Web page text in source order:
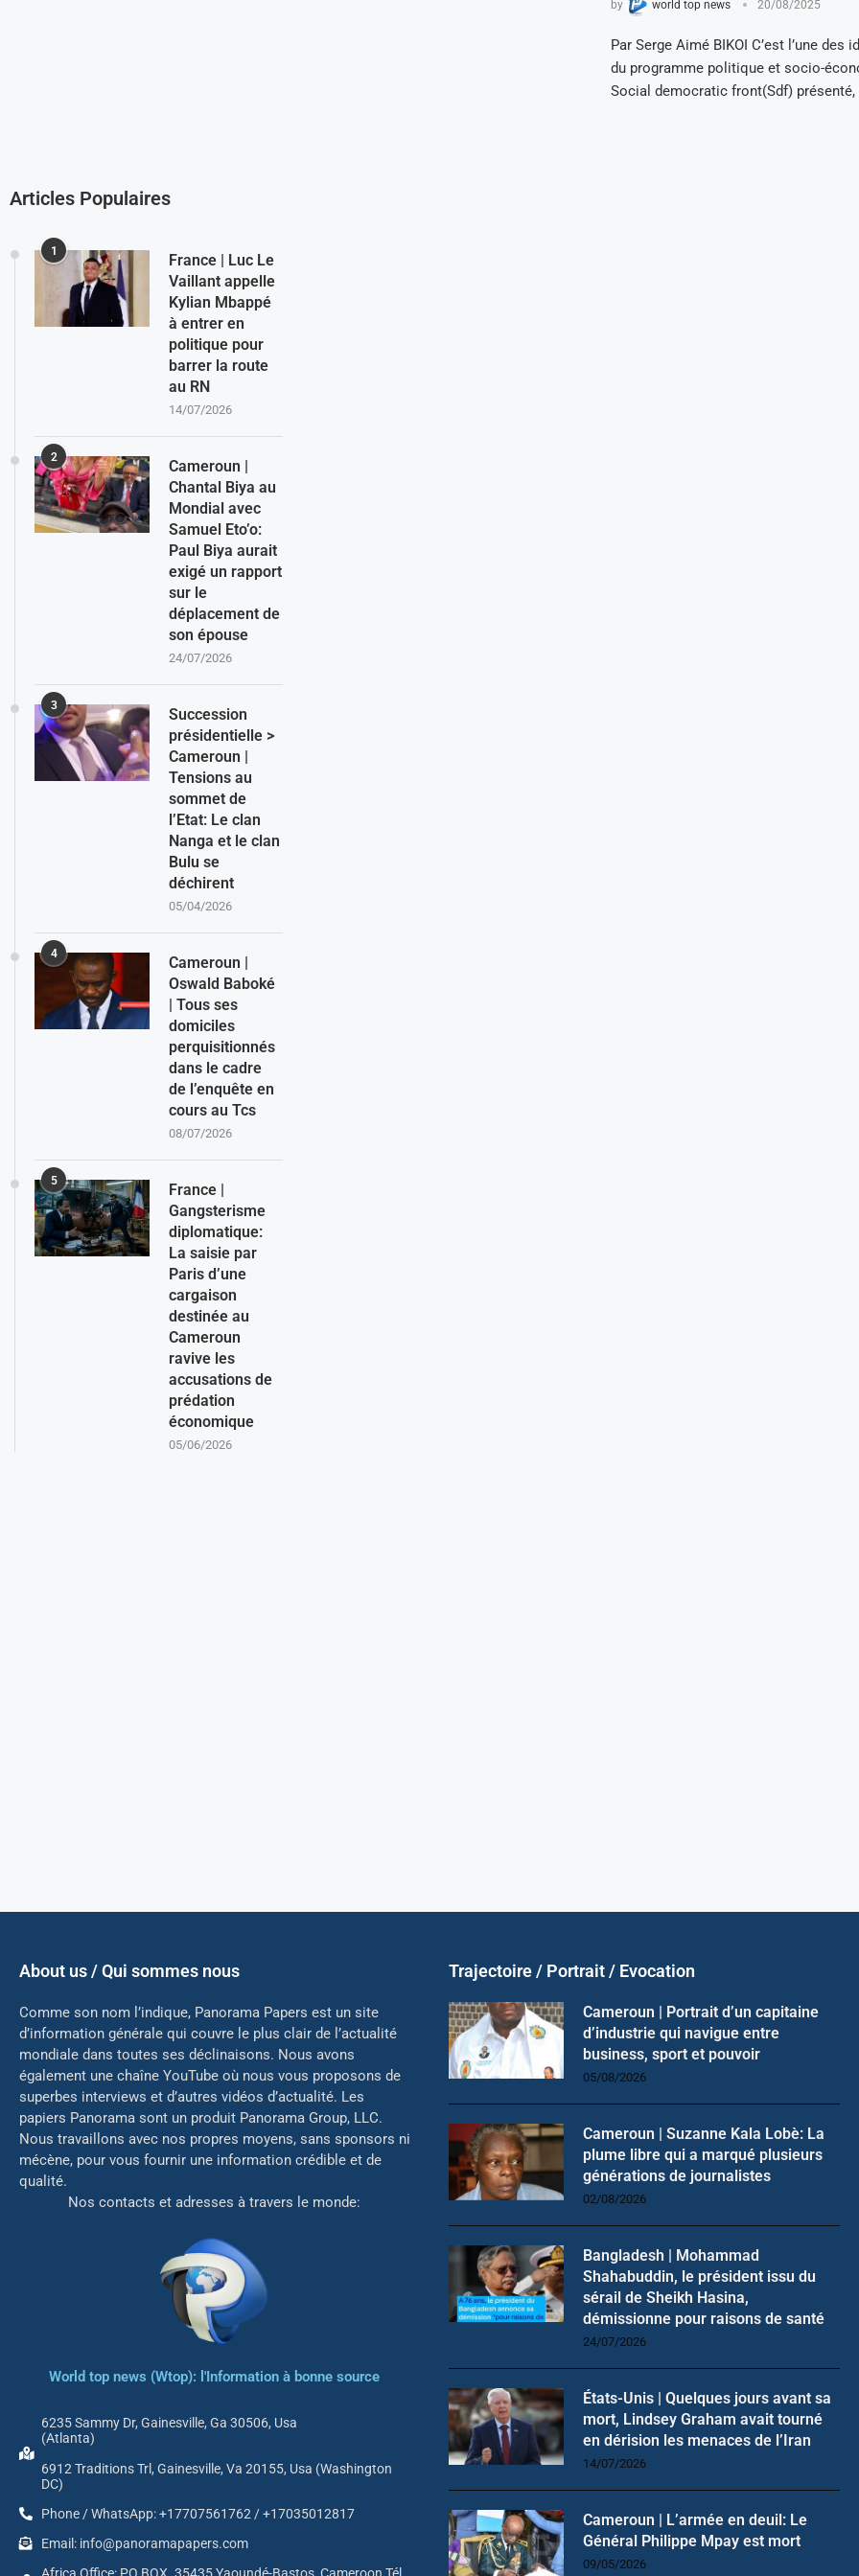
by world top news 20/08/2025
Par Serge Aimé BIKOI C’est l’une des
du programme politique et socio-
Social democratic front(Sdf) présenté,
Articles Populaires
1
France | Luc Le
Vaillant appelle
Kylian Mbappé
à entrer en
politique pour
barrer la route
au RN
14/07/2026
2
Cameroun |
Chantal Biya au
Mondial avec
Samuel Eto’o:
Paul Biya aurait
exigé un rapport
sur le
déplacement de
son épouse
24/07/2026
3
Succession
présidentielle >
Cameroun |
Tensions au
sommet de
l’Etat: Le clan
Nanga et le clan
Bulu se
déchirent
05/04/2026
4
Cameroun |
Oswald Baboké
| Tous ses
domiciles
perquisitionnés
dans le cadre
de l’enquête en
cours au Tcs
08/07/2026
5
France |
Gangsterisme
diplomatique:
La saisie par
Paris d’une
cargaison
destinée au
Cameroun
ravive les
accusations de
prédation
économique
05/06/2026
About us / Qui sommes nous
Comme son nom l’indique, Panorama Papers est un site
d’information générale qui couvre le plus clair de l’actualité
mondiale dans toutes ses déclinaisons. Nous avons
également une chaîne YouTube où nous vous proposons de
superbes interviews et d’autres vidéos d’actualité. Les
papiers Panorama sont un produit Panorama Group, LLC.
Nous travaillons avec nos propres moyens, sans sponsors ni
mécène, pour vous fournir une information crédible et de
qualité.
Nos contacts et adresses à travers le monde:
World top news (Wtop): l'Information à bonne source
6235 Sammy Dr, Gainesville, Ga 30506, Usa
(Atlanta)
6912 Traditions Trl, Gainesville, Va 20155, Usa (Washington
DC)
Phone / WhatsApp: +17707561762 / +17035012817
Email: info@panoramapapers.com
Trajectoire / Portrait / Evocation
Cameroun | Portrait d’un capitaine
d’industrie qui navigue entre
business, sport et pouvoir
05/08/2026
Cameroun | Suzanne Kala Lobè: La
plume libre qui a marqué plusieurs
générations de journalistes
02/08/2026
Bangladesh | Mohammad
Shahabuddin, le président issu du
sérail de Sheikh Hasina,
démissionne pour raisons de santé
24/07/2026
États-Unis | Quelques jours avant sa
mort, Lindsey Graham avait tourné
en dérision les menaces de l’Iran
14/07/2026
Cameroun | L’armée en deuil: Le
Général Philippe Mpay est mort
09/05/2026